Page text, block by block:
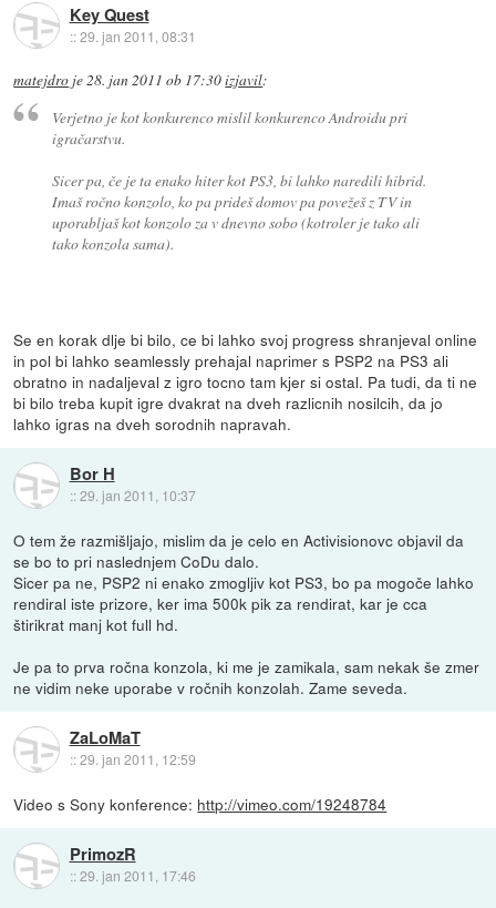
Key Quest
::29. jan 2011, 08:31
matejdro je28. jan 2011 ob 17:30izjavil:
Verjetno je kot konkurenco mislil konkurenco Androidu pri
igračarstvu.
Sicer pa, če je ta enako hiter kot PS3, bi lahko naredili hibrid.
Imaš ročno konzolo, ko pa prideš domov pa povežeš z TV in
uporabljaš kot konzolo za v dnevno sobo (kotroler je tako ali
tako konzola sama).
Se en korak dlje bi bilo, ce bi lahko svoj progress shranjeval online
in pol bi lahko seamlessly prehajal naprimer s PSP2 na PS3 ali
obratno in nadaljeval z igro tocno tam kjer si ostal. Pa tudi, da ti ne
bi bilo treba kupit igre dvakrat na dveh razlicnih nosilcih, da jo
lahko igras na dveh sorodnih napravah.
Bor H
::29. jan 2011, 10:37
O tem že razmišljajo, mislim da je celo en Activisionovc objavil da
se bo to pri naslednjem CoDu dalo.
Sicer pa ne, PSP2 ni enako zmogljiv kot PS3, bo pa mogoče lahko
rendiral iste prizore, ker ima 500k pik za rendirat, kar je cca
štirikrat manj kot full hd.
Je pa to prva ročna konzola, ki me je zamikala, sam nekak še zmer
ne vidim neke uporabe v ročnih konzolah. Zame seveda.
ZaLoMaT
::29. jan 2011, 12:59
Video s Sony konference: http://vimeo.com/19248784
PrimozR
::29. jan 2011, 17:46